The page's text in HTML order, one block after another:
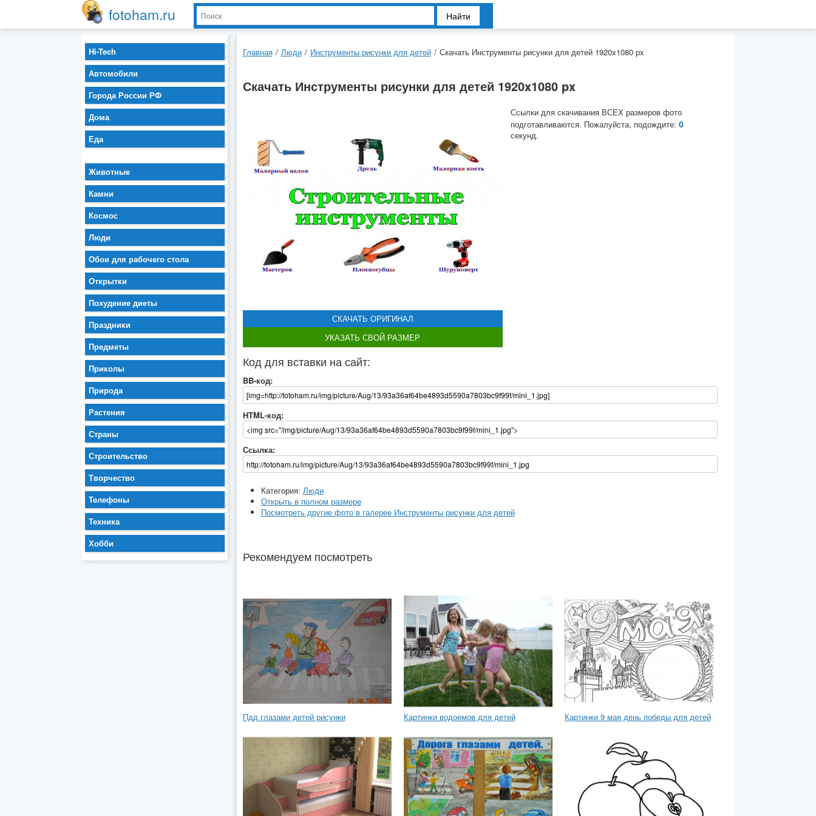
fotoham.ru Найти
Главная / Люди / Инструменты рисунки для детей / Скачать Инструменты рисунки для детей 1920x1080 px
Скачать Инструменты рисунки для детей 1920x1080 px
СКАЧАТЬ ОРИГИНАЛ
УКАЗАТЬ СВОЙ РАЗМЕР
Ссылки для скачивания ВСЕХ размеров фото
подготавливаются. Пожалуйста, подождите: 0
секунд.
Код для вставки на сайт:
BB-код:
HTML-код:
Ссылка:
Категория: Люди
Открыть в полном размере
Посмотреть другие фото в галерее Инструменты рисунки для детей
Рекомендуем посмотреть
Пдд глазами детей рисунки Картинки водоемов для детей Картинки 9 мая день победы для детей
Hi-Tech
Автомобили
Города России РФ
Дома
Еда
Животные
Камни
Космос
Люди
Обои для рабочего стола
Открытки
Похудение диеты
Праздники
Предметы
Приколы
Природа
Растения
Страны
Строительство
Творчество
Телефоны
Техника
Хобби